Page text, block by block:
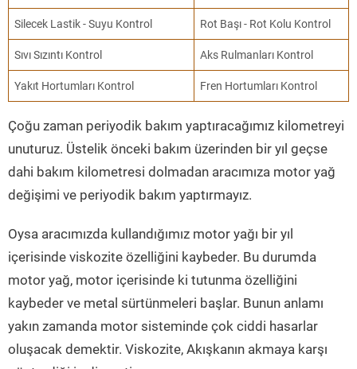
Silecek Lastik - Suyu Kontrol Rot Başı - Rot Kolu Kontrol
Sıvı Sızıntı Kontrol Aks Rulmanları Kontrol
Yakıt Hortumları Kontrol Fren Hortumları Kontrol
Çoğu zaman periyodik bakım yaptıracağımız kilometreyi
unuturuz. Üstelik önceki bakım üzerinden bir yıl geçse
dahi bakım kilometresi dolmadan aracımıza motor yağ
değişimi ve periyodik bakım yaptırmayız.
Oysa aracımızda kullandığımız motor yağı bir yıl
içerisinde viskozite özelliğini kaybeder. Bu durumda
motor yağ, motor içerisinde ki tutunma özelliğini
kaybeder ve metal sürtünmeleri başlar. Bunun anlamı
yakın zamanda motor sisteminde çok ciddi hasarlar
oluşacak demektir. Viskozite, Akışkanın akmaya karşı